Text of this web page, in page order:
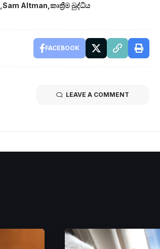
Sam Altman කෘත්‍රීම බුද්ධිය
FACEBOOK
LEAVE A COMMENT